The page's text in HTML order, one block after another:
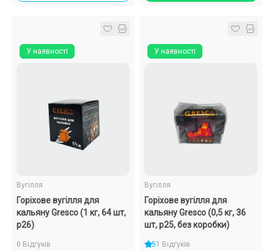
У наявності
Вугілля
Горіхове вугілля для
кальяну Gresco (1 кг, 64 шт,
р26)
0 Відгуків
У наявності
Вугілля
Горіхове вугілля для
кальяну Gresco (0,5 кг, 36
шт, р25, без коробки)
51 Відгуків